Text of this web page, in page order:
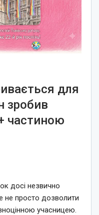
для
зробив
частиною
досі незвично
не просто дозволити
учасницею.